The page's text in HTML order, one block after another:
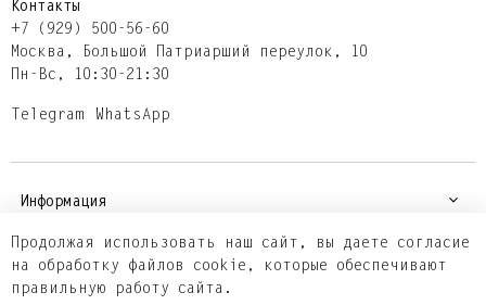
Информация
Контакты
+7 (929) 500-56-60
Москва,​ Большой Патриарший переулок,​ 10
Пн-Вс, 10:30-21:30
Telegram WhatsApp
Продолжая использовать наш сайт, вы даете согласие
на обработку файлов cookie, которые обеспечивают
правильную работу сайта.